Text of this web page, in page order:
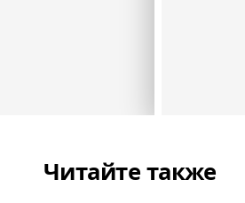
Читайте также